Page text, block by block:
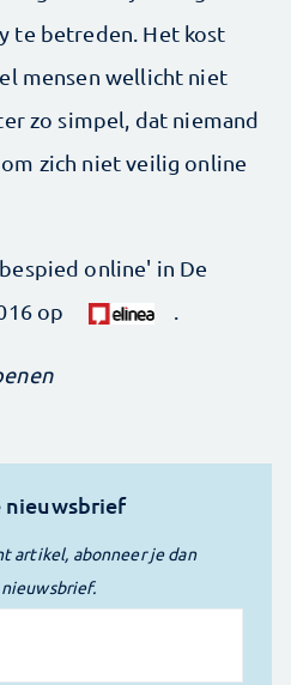
te betreden. Het kost
mensen wellicht niet
zo simpel, dat niemand
zich niet veilig online
online' in De
op
nieuwsbrief
artikel, abonneer je dan